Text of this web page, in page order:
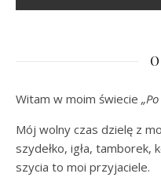
Witam w moim świecie
Mój wolny czas dzielę z
szydełko, igła, tamborek,
szycia to moi przyjaciele.